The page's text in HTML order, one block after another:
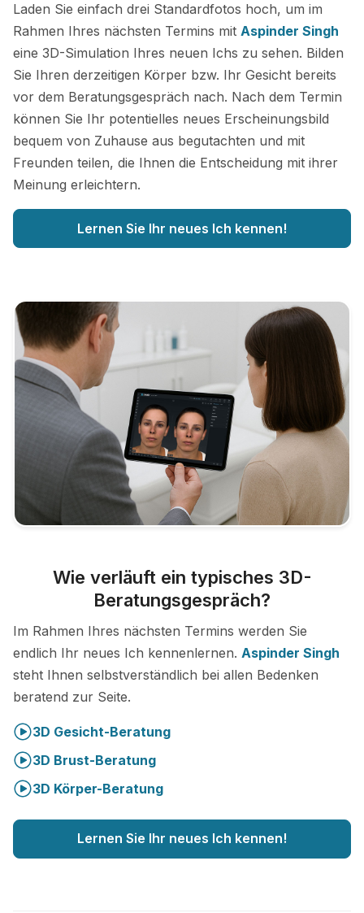
Laden Sie einfach drei Standardfotos hoch, um im
Rahmen Ihres nächsten Termins mit Aspinder Singh
eine 3D-Simulation Ihres neuen Ichs zu sehen. Bilden
Sie Ihren derzeitigen Körper bzw. Ihr Gesicht bereits
vor dem Beratungsgespräch nach. Nach dem Termin
können Sie Ihr potentielles neues Erscheinungsbild
bequem von Zuhause aus begutachten und mit
Freunden teilen, die Ihnen die Entscheidung mit ihrer
Meinung erleichtern.
Lernen Sie Ihr neues Ich kennen!
Wie verläuft ein typisches 3D-
Beratungsgespräch?
Im Rahmen Ihres nächsten Termins werden Sie
endlich Ihr neues Ich kennenlernen. Aspinder Singh
steht Ihnen selbstverständlich bei allen Bedenken
beratend zur Seite.
3D Gesicht-Beratung
3D Brust-Beratung
3D Körper-Beratung
Lernen Sie Ihr neues Ich kennen!